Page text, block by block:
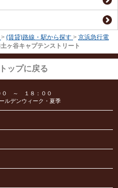
> (賃貸)路線・駅から探す > 京浜急行電
ヶ谷キャプテンストリート
ップに戻る
０ ～ １８：００
ルデンウィーク・夏季